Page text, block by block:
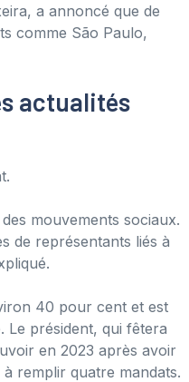
a annoncé que de
comme São Paulo,
actualités
mouvements sociaux.
de représentants liés à
40 pour cent et est
Le président, qui fêtera
en 2023 après avoir
remplir quatre mandats.